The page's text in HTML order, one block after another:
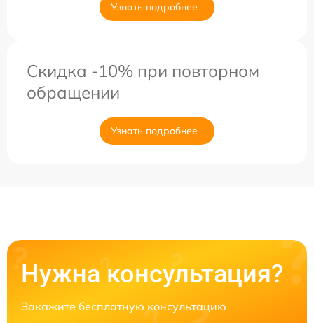
Узнать подробнее
Скидка -10% при повторном
обращении
Узнать подробнее
Нужна консультация?
Закажите бесплатную консультацию